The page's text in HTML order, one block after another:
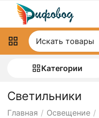
Категории
Светильники
Главная / Освещение /